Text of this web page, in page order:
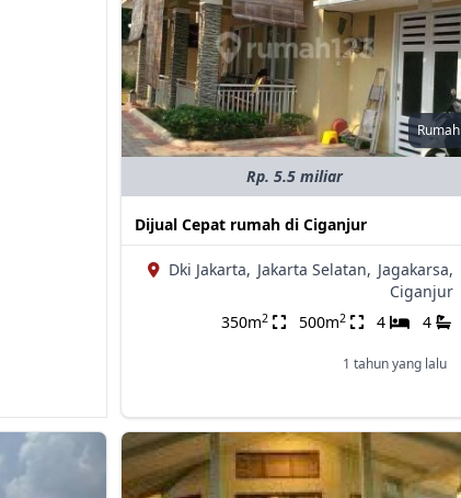
Rumah
Rp. 5.5 miliar
Dijual Cepat rumah di Ciganjur
Dki Jakarta, Jakarta Selatan, Jagakarsa,
Ciganjur
350m2 500m2 4 4
1 tahun yang lalu